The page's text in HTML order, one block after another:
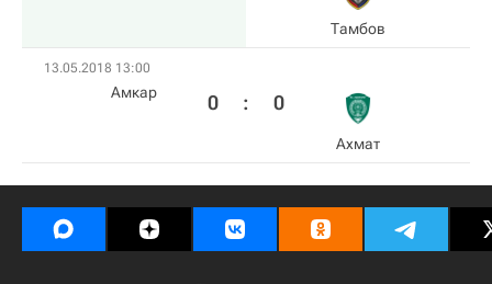
Тамбов
13.05.2018 13:00
Амкар 0 : 0
Ахмат